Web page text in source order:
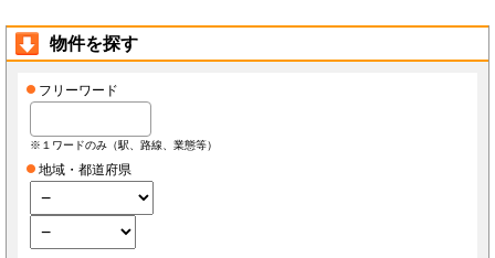
物件を探す
フリーワード
※１ワードのみ（駅、路線、業態等）
地域・都道府県